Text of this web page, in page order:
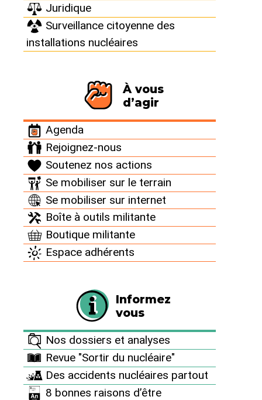
Juridique
Surveillance citoyenne des
installations nucléaires
À vous
d’agir
Agenda
Rejoignez-nous
Soutenez nos actions
Se mobiliser sur le terrain
Se mobiliser sur internet
Boîte à outils militante
Boutique militante
Espace adhérents
Informez
vous
Nos dossiers et analyses
Revue "Sortir du nucléaire"
Des accidents nucléaires partout
8 bonnes raisons d’être
En France, toutes les mines d’uranium
sont aujourd’hui "fermées". Pourtant,
même si elles ne sont plus exploitées,
POLLUTION RADIOACTIVE URANIUM ET MINES
Paru dansSortir du nucléaire n°47
ligne le 1er novembre 2010
La production industrielle d’uranium a eu lieu en
France entre 1946 et 2001 sur 210 sites miniers.
Près de la moitié de cette production provenait du
Limousin. Ces sites ont été exploités par le CEA
(Commissariat à l’Energie Atomique) puis la COGEMA
enfin aujourd’hui AREVA NC).
De l’extraction à l’abandon des sites
L’extraction du minerai d’uranium, provenant de mines
à ciel ouvert ou de galeries souterraines, donnait lieu
à un tri relativement grossier. On mesurerait la